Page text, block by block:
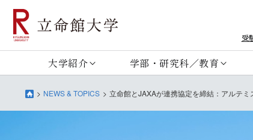
受
大学紹介 学部・研究科／教育
NEWS & TOPICS 立命館とJAXAが連携協定を締結：アルテ